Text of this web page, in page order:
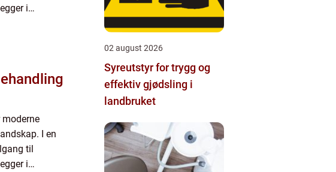
i
moderne
I en
til
i
02 august 2026
Syreutstyr for trygg og
effektiv gjødsling i
landbruket